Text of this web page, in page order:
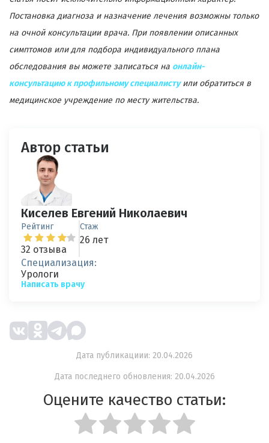
Постановка диагноза и назначение лечения возможны только
на очной консультации врача. При появлении описанных
симптомов или для подбора индивидуального плана
обследования вы можете записаться на онлайн-
консультацию к профильному специалистуили обратиться в
медицинское учреждение по месту жительства.
Автор статьи
Киселев Евгений Николаевич
Рейтинг
32 отзыва
Стаж
26 лет
Специализация:
Урологи
Написать врачу
Дата публикациии: 20.04.2026
Дата последнего обновления: 20.04.2026
Оцените качество статьи: